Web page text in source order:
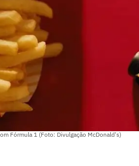
Fórmula 1 (Foto: Divulgação McDonald's)